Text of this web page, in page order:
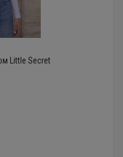
Little Secret